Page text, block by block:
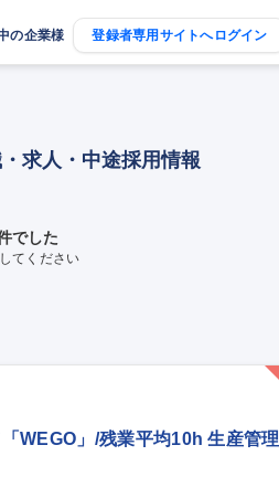
の企業様 登録者専用サイトへログイン
求人・中途採用情報
でした
てください
WEGO」/残業平均10h 生産管理